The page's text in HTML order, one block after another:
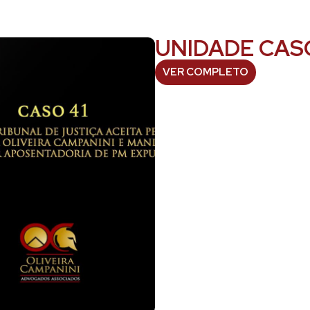
UNIDADE
VER COMPLETO